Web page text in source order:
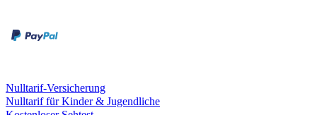
Nulltarif-Versicherung
Nulltarif für Kinder & Jugendliche